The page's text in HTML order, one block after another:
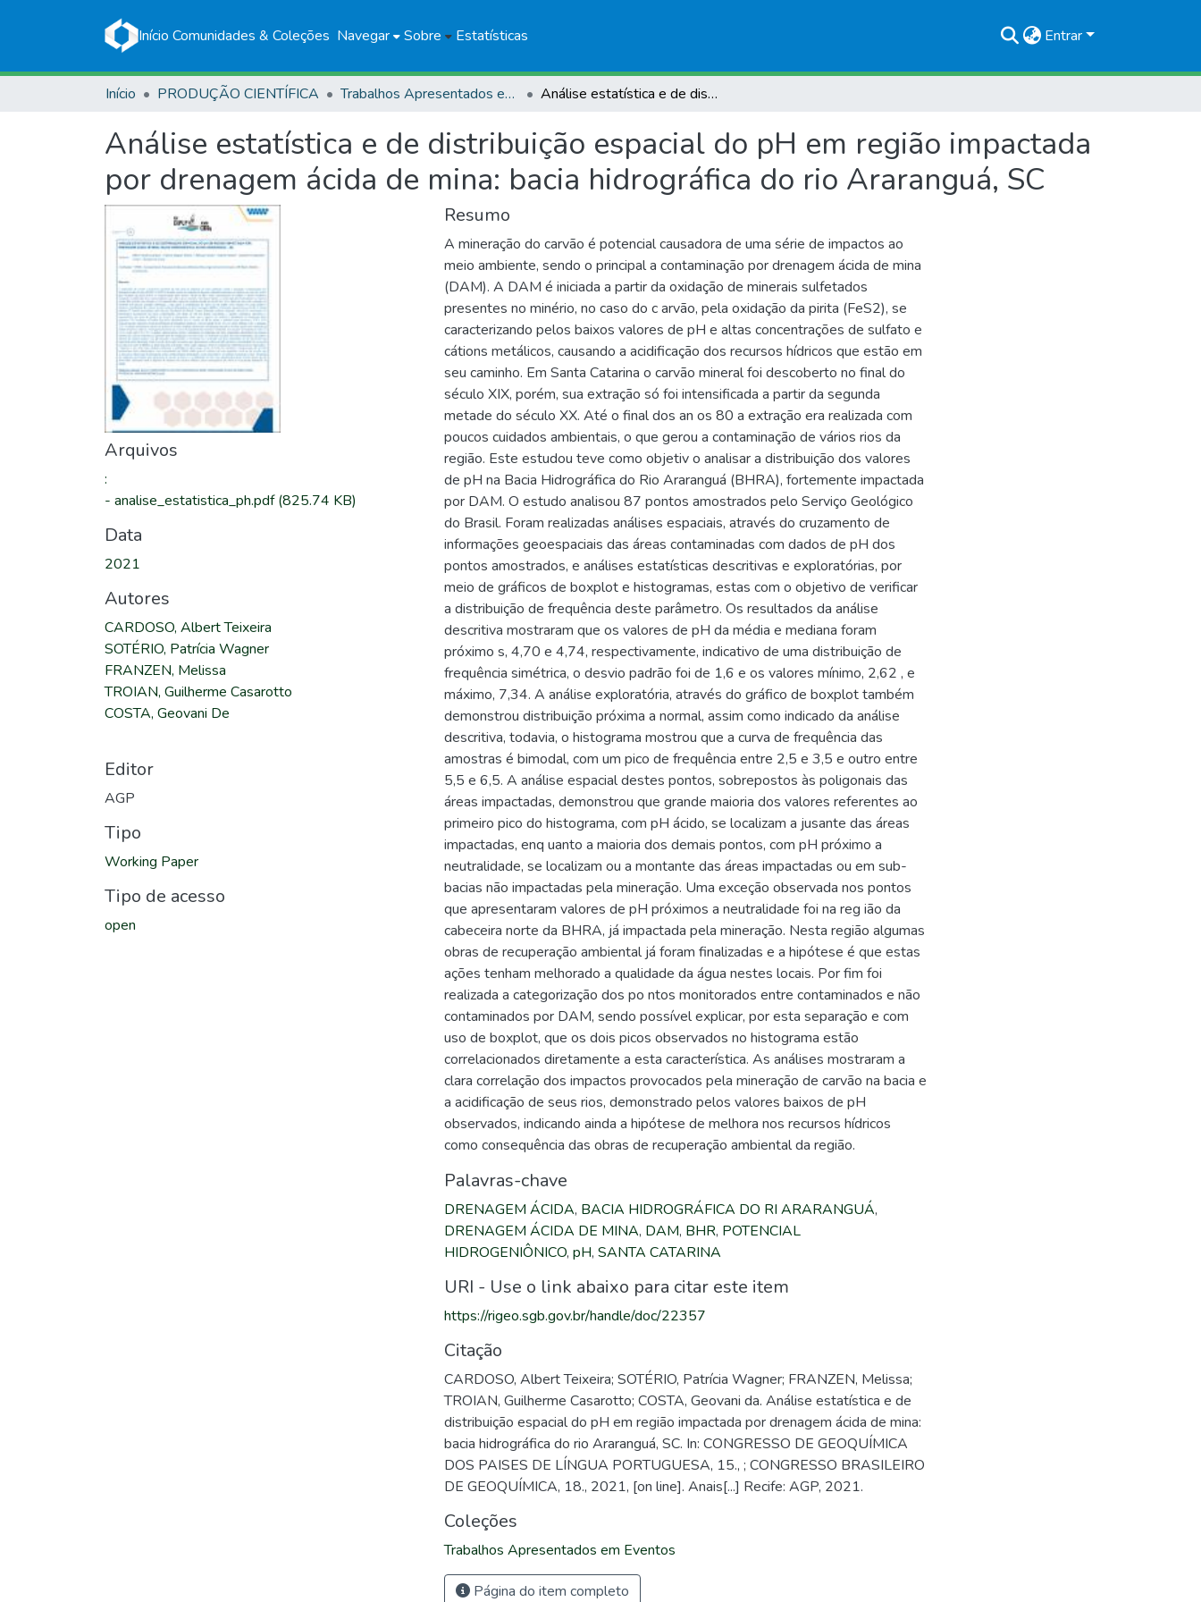
Início Comunidades & Coleções Navegar Sobre Estatísticas Entrar
Início PRODUÇÃO CIENTÍFICA Trabalhos Apresentados em Eventos Análise estatística e de distribuição espacial do pH em região impactada por drenagem ácida de mina: bacia hidrográfica do rio Araranguá, SC
Análise estatística e de distribuição espacial do pH em região impactada
por drenagem ácida de mina: bacia hidrográfica do rio Araranguá, SC
Arquivos
:
- analise_estatistica_ph.pdf(825.74 KB)
Data
2021
Autores
CARDOSO, Albert Teixeira
SOTÉRIO, Patrícia Wagner
FRANZEN, Melissa
TROIAN, Guilherme Casarotto
COSTA, Geovani De
Editor
AGP
Tipo
Working Paper
Tipo de acesso
open
Resumo
A mineração do carvão é potencial causadora de uma série de impactos ao
meio ambiente, sendo o principal a contaminação por drenagem ácida de mina
(DAM). A DAM é iniciada a partir da oxidação de minerais sulfetados
presentes no minério, no caso do c arvão, pela oxidação da pirita (FeS2), se
caracterizando pelos baixos valores de pH e altas concentrações de sulfato e
cátions metálicos, causando a acidificação dos recursos hídricos que estão em
seu caminho. Em Santa Catarina o carvão mineral foi descoberto no final do
século XIX, porém, sua extração só foi intensificada a partir da segunda
metade do século XX. Até o final dos an os 80 a extração era realizada com
poucos cuidados ambientais, o que gerou a contaminação de vários rios da
região. Este estudou teve como objetiv o analisar a distribuição dos valores
de pH na Bacia Hidrográfica do Rio Araranguá (BHRA), fortemente impactada
por DAM. O estudo analisou 87 pontos amostrados pelo Serviço Geológico
do Brasil. Foram realizadas análises espaciais, através do cruzamento de
informações geoespaciais das áreas contaminadas com dados de pH dos
pontos amostrados, e análises estatísticas descritivas e exploratórias, por
meio de gráficos de boxplot e histogramas, estas com o objetivo de verificar
a distribuição de frequência deste parâmetro. Os resultados da análise
descritiva mostraram que os valores de pH da média e mediana foram
próximo s, 4,70 e 4,74, respectivamente, indicativo de uma distribuição de
frequência simétrica, o desvio padrão foi de 1,6 e os valores mínimo, 2,62 , e
máximo, 7,34. A análise exploratória, através do gráfico de boxplot também
demonstrou distribuição próxima a normal, assim como indicado da análise
descritiva, todavia, o histograma mostrou que a curva de frequência das
amostras é bimodal, com um pico de frequência entre 2,5 e 3,5 e outro entre
5,5 e 6,5. A análise espacial destes pontos, sobrepostos às poligonais das
áreas impactadas, demonstrou que grande maioria dos valores referentes ao
primeiro pico do histograma, com pH ácido, se localizam a jusante das áreas
impactadas, enq uanto a maioria dos demais pontos, com pH próximo a
neutralidade, se localizam ou a montante das áreas impactadas ou em sub-
bacias não impactadas pela mineração. Uma exceção observada nos pontos
que apresentaram valores de pH próximos a neutralidade foi na reg ião da
cabeceira norte da BHRA, já impactada pela mineração. Nesta região algumas
obras de recuperação ambiental já foram finalizadas e a hipótese é que estas
ações tenham melhorado a qualidade da água nestes locais. Por fim foi
realizada a categorização dos po ntos monitorados entre contaminados e não
contaminados por DAM, sendo possível explicar, por esta separação e com
uso de boxplot, que os dois picos observados no histograma estão
correlacionados diretamente a esta característica. As análises mostraram a
clara correlação dos impactos provocados pela mineração de carvão na bacia e
a acidificação de seus rios, demonstrado pelos valores baixos de pH
observados, indicando ainda a hipótese de melhora nos recursos hídricos
como consequência das obras de recuperação ambiental da região.
Palavras-chave
DRENAGEM ÁCIDA, BACIA HIDROGRÁFICA DO RI ARARANGUÁ,
DRENAGEM ÁCIDA DE MINA, DAM, BHR, POTENCIAL
HIDROGENIÔNICO, pH, SANTA CATARINA
URI - Use o link abaixo para citar este item
https://rigeo.sgb.gov.br/handle/doc/22357
Citação
CARDOSO, Albert Teixeira; SOTÉRIO, Patrícia Wagner; FRANZEN, Melissa;
TROIAN, Guilherme Casarotto; COSTA, Geovani da. Análise estatística e de
distribuição espacial do pH em região impactada por drenagem ácida de mina:
bacia hidrográfica do rio Araranguá, SC. In: CONGRESSO DE GEOQUÍMICA
DOS PAISES DE LÍNGUA PORTUGUESA, 15., ; CONGRESSO BRASILEIRO
DE GEOQUÍMICA, 18., 2021, [on line]. Anais[...] Recife: AGP, 2021.
Coleções
Trabalhos Apresentados em Eventos
Página do item completo